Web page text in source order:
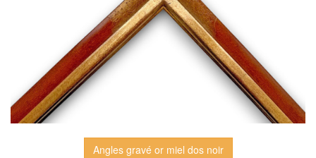
Angles gravé or miel dos noir